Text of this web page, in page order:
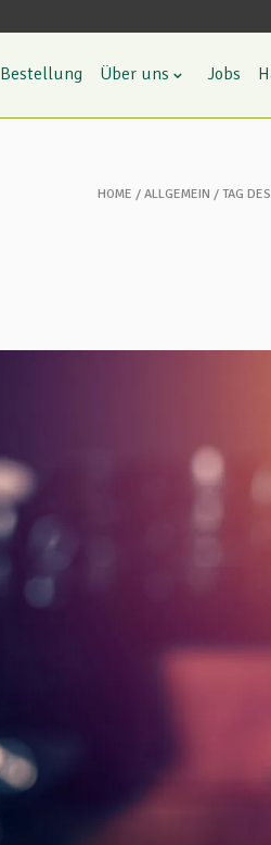
Bestellung Über uns Jobs
HOME ALLGEMEIN TAG